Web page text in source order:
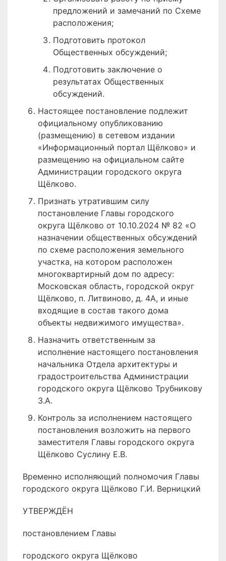
предложений и замечаний по Схеме
расположения;
Подготовить протокол
Общественных обсуждений;
Подготовить заключение о
результатах Общественных
обсуждений.
Настоящее постановление подлежит
официальному опубликованию
(размещению) в сетевом издании
«Информационный портал Щёлково» и
размещению на официальном сайте
Администрации городского округа
Щёлково.
Признать утратившим силу
постановление Главы городского
округа Щёлково от 10.10.2024 № 82 «О
назначении общественных обсуждений
по схеме расположения земельного
участка, на котором расположен
многоквартирный дом по адресу:
Московская область, городской округ
Щёлково, п. Литвиново, д. 4А, и иные
входящие в состав такого дома
объекты недвижимого имущества».
Назначить ответственным за
исполнение настоящего постановления
начальника Отдела архитектуры и
градостроительства Администрации
городского округа Щёлково Трубникову
З.А.
Контроль за исполнением настоящего
постановления возложить на первого
заместителя Главы городского округа
Щёлково Суслину Е.В.
Временно исполняющий полномочия Главы
городского округа Щёлково Г.И. Верницкий
УТВЕРЖДЁН
постановлением Главы
городского округа Щёлково